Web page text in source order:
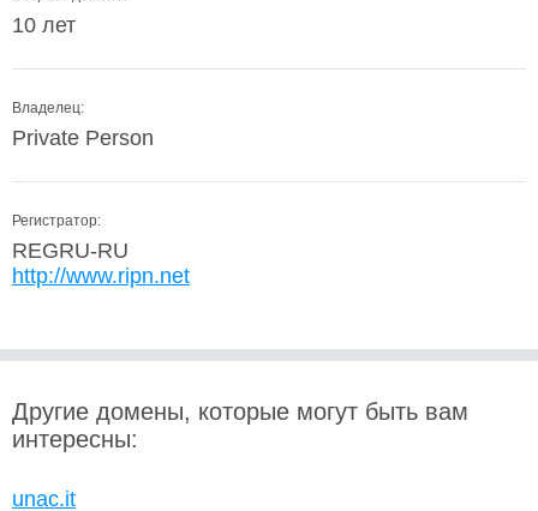
10 лет
Владелец:
Private Person
Регистратор:
REGRU-RU
http://www.ripn.net
Другие домены, которые могут быть вам
интересны:
unac.it